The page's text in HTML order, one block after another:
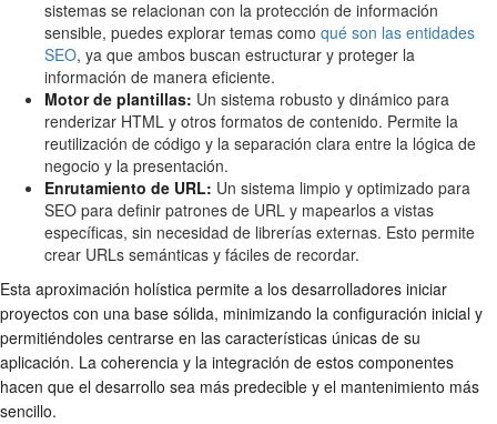
sistemas se relacionan con la protección de información
sensible, puedes explorar temas como qué son las entidades
SEO, ya que ambos buscan estructurar y proteger la
información de manera eficiente.
Motor de plantillas: Un sistema robusto y dinámico para
renderizar HTML y otros formatos de contenido. Permite la
reutilización de código y la separación clara entre la lógica de
negocio y la presentación.
Enrutamiento de URL: Un sistema limpio y optimizado para
SEO para definir patrones de URL y mapearlos a vistas
específicas, sin necesidad de librerías externas. Esto permite
crear URLs semánticas y fáciles de recordar.
Esta aproximación holística permite a los desarrolladores iniciar
proyectos con una base sólida, minimizando la configuración inicial y
permitiéndoles centrarse en las características únicas de su
aplicación. La coherencia y la integración de estos componentes
hacen que el desarrollo sea más predecible y el mantenimiento más
sencillo.